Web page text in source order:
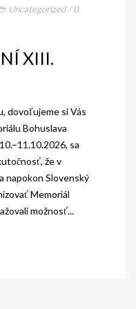
2026
Uncategorized/0
XIII.
dovoľujeme si Vás
Bohuslava
sa
že v
napokon Slovenský
Memoriál
možnosť...